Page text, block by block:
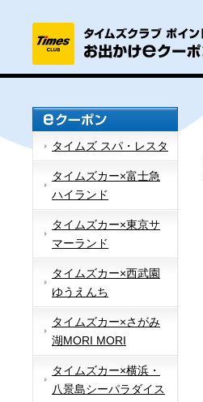
タイムズ スパ・レスタ
タイムズカー×富士急
ハイランド
タイムズカー×東京サ
マーランド
タイムズカー×西武園
ゆうえんち
タイムズカー×さがみ
湖MORI MORI
タイムズカー×横浜・
八景島シーパラダイス